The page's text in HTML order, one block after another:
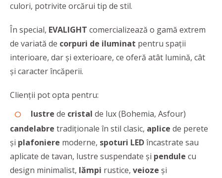
culori, potrivite orcărui tip de stil.
În special, EVALIGHT comercializează o gamă extrem
de variată de corpuri de iluminat pentru spaţii
interioare, dar şi exterioare, ce oferă atât lumină, cât
şi caracter încăperii.
Clienții pot opta pentru:
lustre de cristal de lux (Bohemia, Asfour)
candelabre tradiționale în stil clasic, aplice de perete
și plafoniere moderne, spoturi LEDîncastrate sau
aplicate de tavan, lustre suspendate și pendule cu
design minimalist, lămpi rustice, veioze și